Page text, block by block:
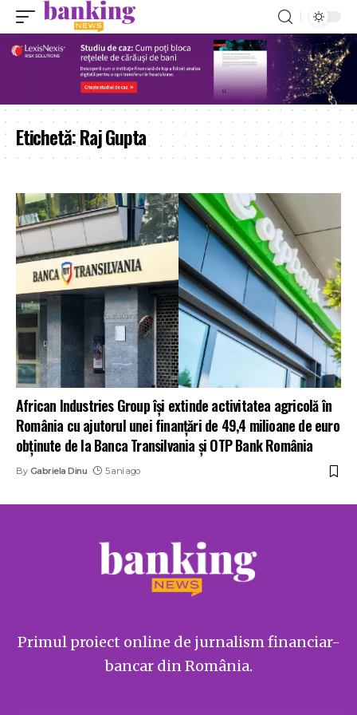
Etichetă:Raj Gupta
African Industries Group își extinde activitatea agricolă în
România cu ajutorul unei finanțări de 49,4 milioane de euro
obținute de la Banca Transilvania și OTP Bank România
By Gabriela Dinu 5 ani ago
Primul proiect online de jurnalism financiar-
bancar din România.